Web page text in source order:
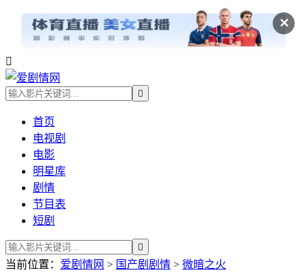
✕


首页
电视剧
电影
明星库
剧情
节目表
短剧

当前位置： 爱剧情网 > 国产剧剧情 > 微暗之火